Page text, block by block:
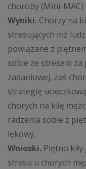
choroby (Mini-
Wyniki. Chorzy na
stresujących niż
powiązane z
sobie ze stresem
zadaniowej, zaś
strategię
chorych na kiłę
radzenia sobie z
lękowy.
Wnioski. Piętno
stresu u chorych